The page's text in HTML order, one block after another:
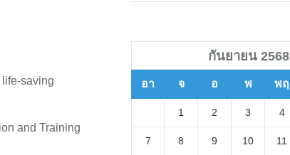
saving
and Training
กันยายน 2568
อา จ อ พ พฤ
1 2 3 4
7 8 9 10 11